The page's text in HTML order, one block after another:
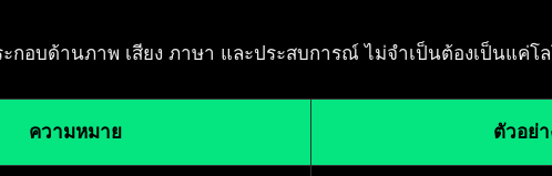
ะกอบด้านภาพ เสียง ภาษา และประสบการณ์ ไม่จำเป็นต้องเป็นแค่โ
ความหมาย ตัวอย่